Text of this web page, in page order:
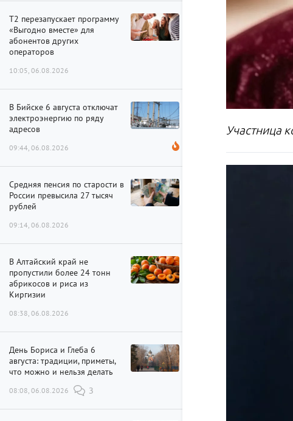
Т2 перезапускает программу
«Выгодно вместе» для
абонентов других
операторов
10:05, 06.08.2026
В Бийске 6 августа отключат
электроэнергию по ряду
адресов
09:44, 06.08.2026
Средняя пенсия по старости в
России превысила 27 тысяч
рублей
09:14, 06.08.2026
В Алтайский край не
пропустили более 24 тонн
абрикосов и риса из
Киргизии
08:38, 06.08.2026
День Бориса и Глеба 6
августа: традиции, приметы,
что можно и нельзя делать
08:08, 06.08.2026 3
Участница